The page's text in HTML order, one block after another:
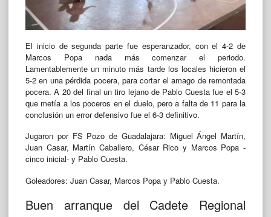
El inicio de segunda parte fue esperanzador, con el 4-2 de
Marcos Popa nada más comenzar el periodo.
Lamentablemente un minuto más tarde los locales hicieron el
5-2 en una pérdida pocera, para cortar el amago de remontada
pocera. A 20 del final un tiro lejano de Pablo Cuesta fue el 5-3
que metía a los poceros en el duelo, pero a falta de 11 para la
conclusión un error defensivo fue el 6-3 definitivo.
Jugaron por FS Pozo de Guadalajara: Miguel Ángel Martín,
Juan Casar, Martín Caballero, César Rico y Marcos Popa -
cinco inicial- y Pablo Cuesta.
Goleadores: Juan Casar, Marcos Popa y Pablo Cuesta.
Buen arranque del Cadete Regional